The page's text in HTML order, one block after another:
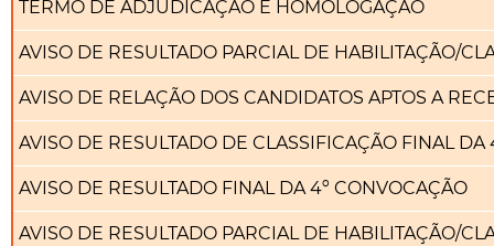
TERMO DE ADJUDICAÇÃO E HOMOLOGAÇÃO
AVISO DE RESULTADO PARCIAL DE HABILITAÇÃO/
AVISO DE RELAÇÃO DOS CANDIDATOS APTOS A
AVISO DE RESULTADO DE CLASSIFICAÇÃO FINAL DA
AVISO DE RESULTADO FINAL DA 4º CONVOCAÇÃO
AVISO DE RESULTADO PARCIAL DE HABILITAÇÃO/